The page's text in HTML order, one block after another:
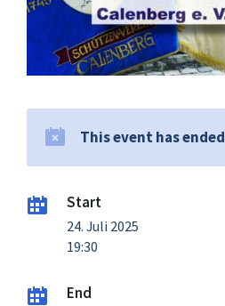
This event has ended
Start
24. Juli 2025
19:30
End